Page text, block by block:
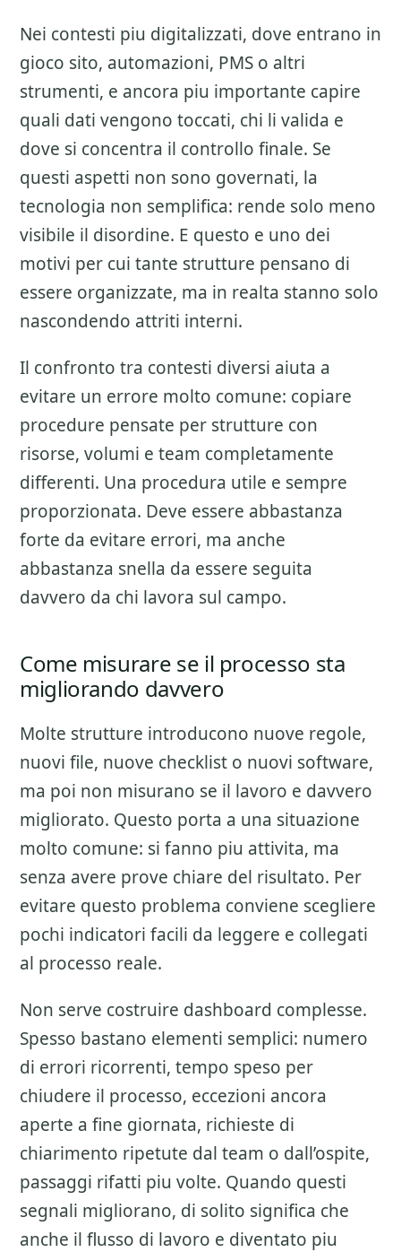
Nei contesti piu digitalizzati, dove entrano in
gioco sito, automazioni, PMS o altri
strumenti, e ancora piu importante capire
quali dati vengono toccati, chi li valida e
dove si concentra il controllo finale. Se
questi aspetti non sono governati, la
tecnologia non semplifica: rende solo meno
visibile il disordine. E questo e uno dei
motivi per cui tante strutture pensano di
essere organizzate, ma in realta stanno solo
nascondendo attriti interni.
Il confronto tra contesti diversi aiuta a
evitare un errore molto comune: copiare
procedure pensate per strutture con
risorse, volumi e team completamente
differenti. Una procedura utile e sempre
proporzionata. Deve essere abbastanza
forte da evitare errori, ma anche
abbastanza snella da essere seguita
davvero da chi lavora sul campo.
Come misurare se il processo sta
migliorando davvero
Molte strutture introducono nuove regole,
nuovi file, nuove checklist o nuovi software,
ma poi non misurano se il lavoro e davvero
migliorato. Questo porta a una situazione
molto comune: si fanno piu attivita, ma
senza avere prove chiare del risultato. Per
evitare questo problema conviene scegliere
pochi indicatori facili da leggere e collegati
al processo reale.
Non serve costruire dashboard complesse.
Spesso bastano elementi semplici: numero
di errori ricorrenti, tempo speso per
chiudere il processo, eccezioni ancora
aperte a fine giornata, richieste di
chiarimento ripetute dal team o dall’ospite,
passaggi rifatti piu volte. Quando questi
segnali migliorano, di solito significa che
anche il flusso di lavoro e diventato piu